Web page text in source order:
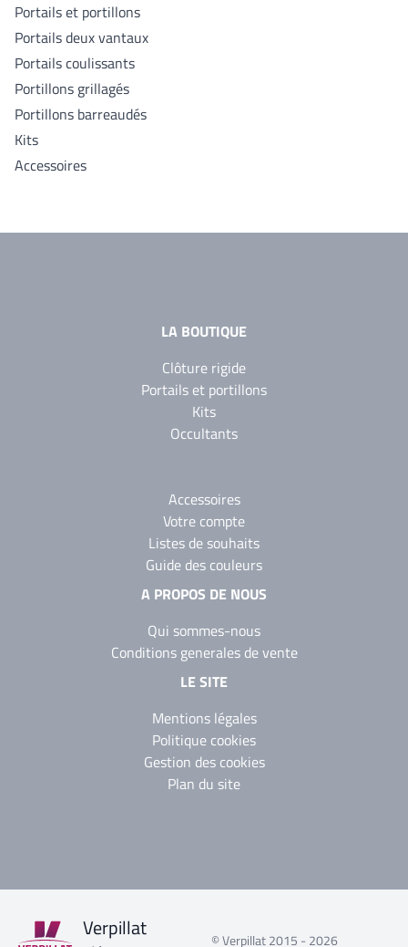
Portails et portillons
Portails deux vantaux
Portails coulissants
Portillons grillagés
Portillons barreaudés
Kits
Accessoires
LA BOUTIQUE
Clôture rigide
Portails et portillons
Kits
Occultants
Accessoires
Votre compte
Listes de souhaits
Guide des couleurs
A PROPOS DE NOUS
Qui sommes-nous
Conditions generales de vente
LE SITE
Mentions légales
Politique cookies
Gestion des cookies
Plan du site
Verpillat
© Verpillat 2015 - 2026